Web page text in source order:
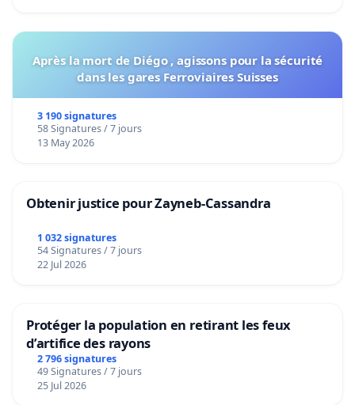
Après la mort de Diégo , agissons pour la sécurité
dans les gares Ferroviaires Suisses
3 190 signatures
58 Signatures / 7 jours
13 May 2026
Obtenir justice pour Zayneb-Cassandra
1 032 signatures
54 Signatures / 7 jours
22 Jul 2026
Protéger la population en retirant les feux
d’artifice des rayons
2 796 signatures
49 Signatures / 7 jours
25 Jul 2026